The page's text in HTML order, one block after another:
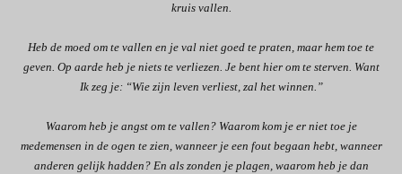
kruis vallen.
Heb de moed om te vallen en je val niet goed te praten, maar hem toe te
geven. Op aarde heb je niets te verliezen. Je bent hier om te sterven. Want
Ik zeg je: “Wie zijn leven verliest, zal het winnen.”
Waarom heb je angst om te vallen? Waarom kom je er niet toe je
medemensen in de ogen te zien, wanneer je een fout begaan hebt, wanneer
anderen gelijk hadden? En als zonden je plagen, waarom heb je dan